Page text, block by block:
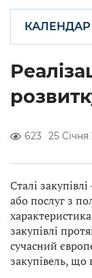
КАЛЕНДАР
623 25 Січня
Сталі
або послуг з
закупівлі
сучасний
закупівель, що